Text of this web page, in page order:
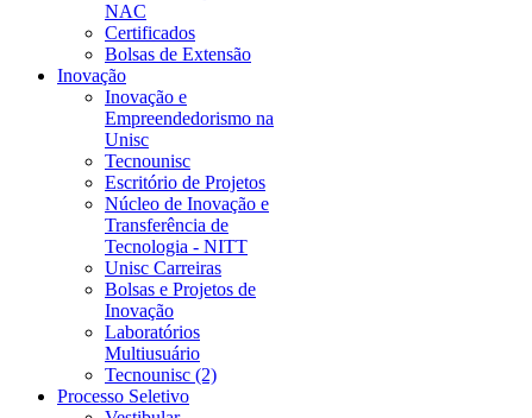
NAC
Certificados
Bolsas de Extensão
Inovação
Inovação e
Empreendedorismo na
Unisc
Tecnounisc
Escritório de Projetos
Núcleo de Inovação e
Transferência de
Tecnologia - NITT
Unisc Carreiras
Bolsas e Projetos de
Inovação
Laboratórios
Multiusuário
Tecnounisc (2)
Processo Seletivo